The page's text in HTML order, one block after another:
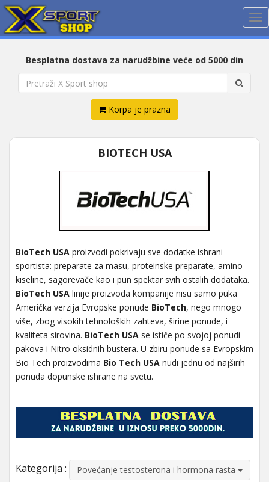
Besplatna dostava za narudžbine veće od 5000 din
Korpa je prazna
BIOTECH USA
BioTech USA proizvodi pokrivaju sve dodatke ishrani
sportista: preparate za masu, proteinske preparate, amino
kiseline, sagorevače kao i pun spektar svih ostalih dodataka.
BioTech USA linije proizvoda kompanije nisu samo puka
Američka verzija Evropske ponude BioTech, nego mnogo
više, zbog visokih tehnoloških zahteva, širine ponude, i
kvaliteta sirovina. BioTech USA se ističe po svojoj ponudi
pakova i Nitro oksidnih bustera. U zbiru ponude sa Evropskim
Bio Tech proizvodima Bio Tech USA nudi jednu od najširih
ponuda dopunske ishrane na svetu.
Kategorija : Povećanje testosterona i hormona rasta